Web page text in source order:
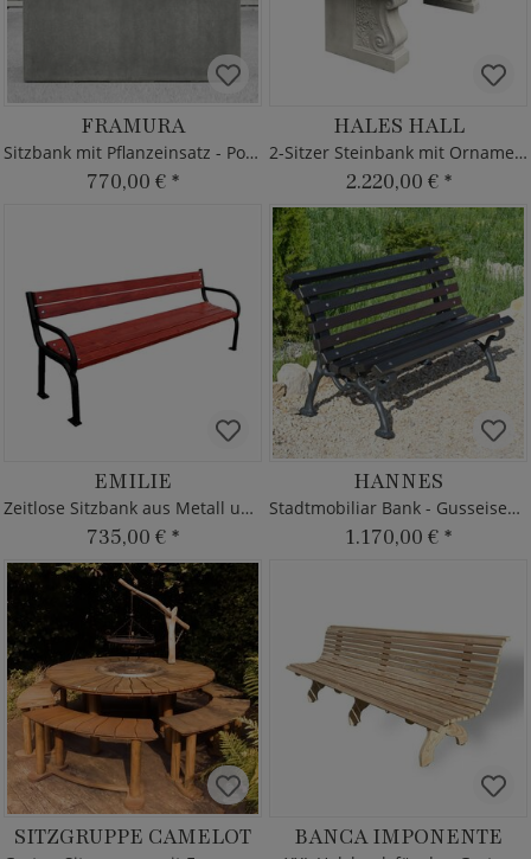
FRAMURA
Sitzbank mit Pflanzeinsatz - Polystone
770,00 € *
HALES HALL
2-Sitzer Steinbank mit Ornamenten
2.220,00 € *
EMILIE
Zeitlose Sitzbank aus Metall und Holz
735,00 € *
HANNES
Stadtmobiliar Bank - Gusseisen & Holz
1.170,00 € *
SITZGRUPPE CAMELOT BANCA IMPONENTE